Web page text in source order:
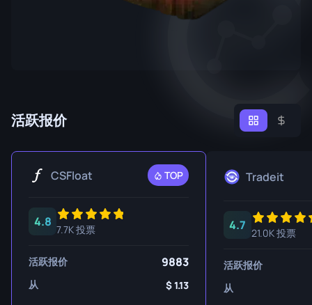
活跃报价
CSFloat TOP
4.8
7.7K 投票
活跃报价 9883
从 1.13
Tradeit
4.7
21.0K 投票
活跃报价
从